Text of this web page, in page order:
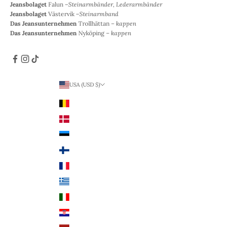
Jeansbolaget Falun –Steinarmbänder, Lederarmbänder
Jeansbolaget Västervik –Steinarmband
Das Jeansunternehmen Trollhättan – kappen
Das Jeansunternehmen Nyköping – kappen
USA (USD $)
Dänemark (DKK)
Estland (EUR €)
Finnland (EUR €)
Griechenland (EUR €)
Kroatien (EUR €)